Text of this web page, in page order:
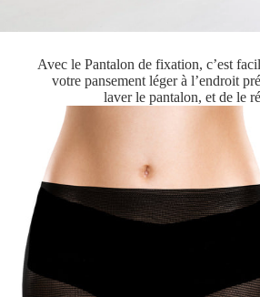
Avec le Pantalon de fixation, c’est
votre pansement léger à l’endroit
laver le pantalon, et de le